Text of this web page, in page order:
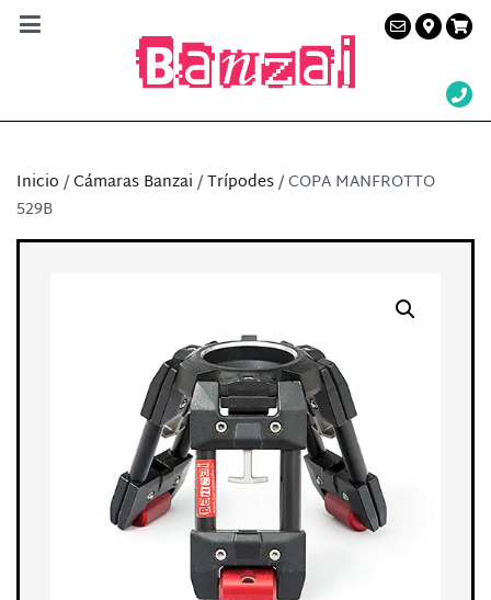
Banzai Studio
Alquiler de plató en Barcelona – Servicios a la
Inicio/Cámaras Banzai/Trípodes/ COPA MANFROTTO
529B